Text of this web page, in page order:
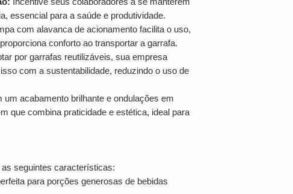
essencial para a saúde e produtividade.
com alavanca de acionamento facilita o uso,
conforto ao transportar a garrafa.
por garrafas reutilizáveis, sua empresa
com a sustentabilidade, reduzindo o uso de
um acabamento brilhante e ondulações em
que combina praticidade e estética, ideal para
seguintes características:
para porções generosas de bebidas